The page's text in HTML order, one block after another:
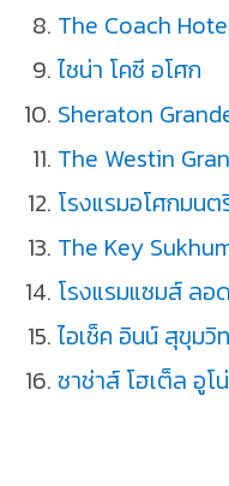
The Coach
ไชน่า โคซี อโศก
Sheraton
The Westin
โรงแรมอโศกมนต
The Key
โรงแรมแซมส์ ลอ
ไอเช็ค อินน์ สุขุมวิ
ซาช่าส์ โฮเต็ล อูโน่